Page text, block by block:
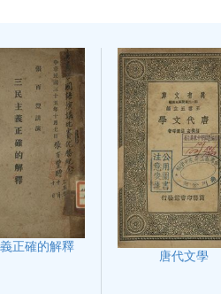
正確的解釋
唐代文學